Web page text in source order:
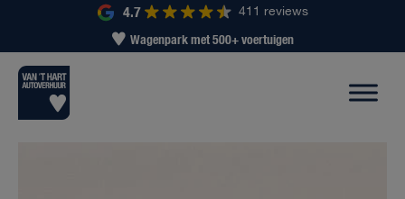
4.7
411 reviews
Wagenpark met 500+ voertuigen